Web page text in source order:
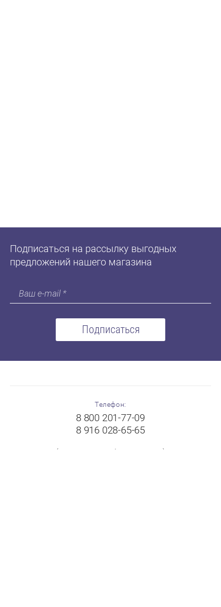
Подписаться на рассылку выгодных
предложений нашего магазина
Подписаться
Телефон:
8 800 201-77-09
8 916 028-65-65
(с 8:00 до 19:00 без выходных)